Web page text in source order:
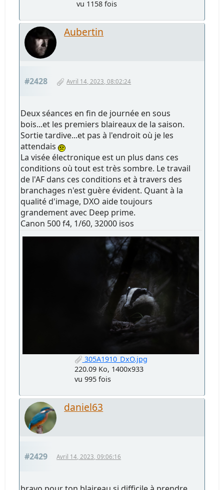
vu 1158 fois
Aubertin
#2428 Avril 14, 2023, 08:02:24
Deux séances en fin de journée en sous
bois...et les premiers blaireaux de la saison.
Sortie tardive...et pas à l'endroit où je les
attendais
La visée électronique est un plus dans ces
conditions où tout est très sombre. Le travail
de l'AF dans ces conditions et à travers des
branchages n'est guère évident. Quant à la
qualité d'image, DXO aide toujours
grandement avec Deep prime.
Canon 500 f4, 1/60, 32000 isos
305A1910_DxO.jpg
220.09 Ko, 1400x933
vu 995 fois
daniel63
#2429 Avril 14, 2023, 09:06:16